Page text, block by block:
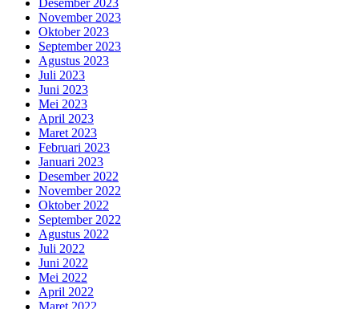
Desember 2023
November 2023
Oktober 2023
September 2023
Agustus 2023
Juli 2023
Juni 2023
Mei 2023
April 2023
Maret 2023
Februari 2023
Januari 2023
Desember 2022
November 2022
Oktober 2022
September 2022
Agustus 2022
Juli 2022
Juni 2022
Mei 2022
April 2022